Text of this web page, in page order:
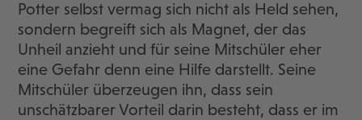
Potter selbst vermag sich nicht als Held sehen,
sondern begreift sich als Magnet, der das
Unheil anzieht und für seine Mitschüler eher
eine Gefahr denn eine Hilfe darstellt. Seine
Mitschüler überzeugen ihn, dass sein
unschätzbarer Vorteil darin besteht, dass er im